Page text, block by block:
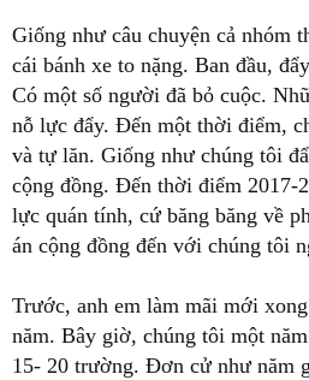
Giống như câu chuyện cả nhóm
cái bánh xe to nặng. Ban đầu,
Có một số người đã bỏ cuộc.
nỗ lực đẩy. Đến một thời điểm,
và tự lăn. Giống như chúng tôi
cộng đồng. Đến thời điểm 2017-
lực quán tính, cứ băng băng về
án cộng đồng đến với chúng tôi
Trước, anh em làm mãi mới
năm. Bây giờ, chúng tôi một
15- 20 trường. Đơn cử như năm